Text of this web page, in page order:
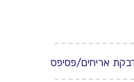
אריחים/פסיפס